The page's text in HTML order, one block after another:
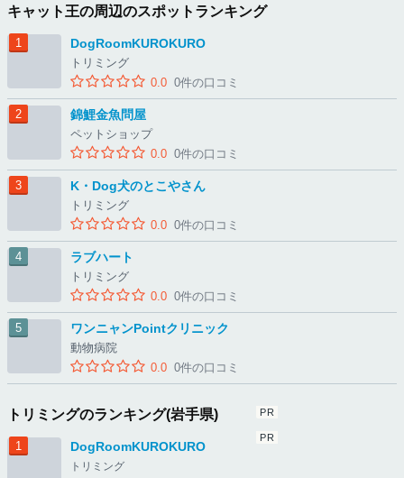
キャット王の周辺のスポットランキング
DogRoomKUROKURO
トリミング
0.0 0件の口コミ
錦鯉金魚問屋
ペットショップ
0.0 0件の口コミ
K・Dog犬のとこやさん
トリミング
0.0 0件の口コミ
ラブハート
トリミング
0.0 0件の口コミ
ワンニャンPointクリニック
動物病院
0.0 0件の口コミ
トリミングのランキング(岩手県)
DogRoomKUROKURO
トリミング